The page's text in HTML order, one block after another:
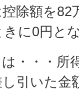
除額を82
に0円と
・・・所
引いた金